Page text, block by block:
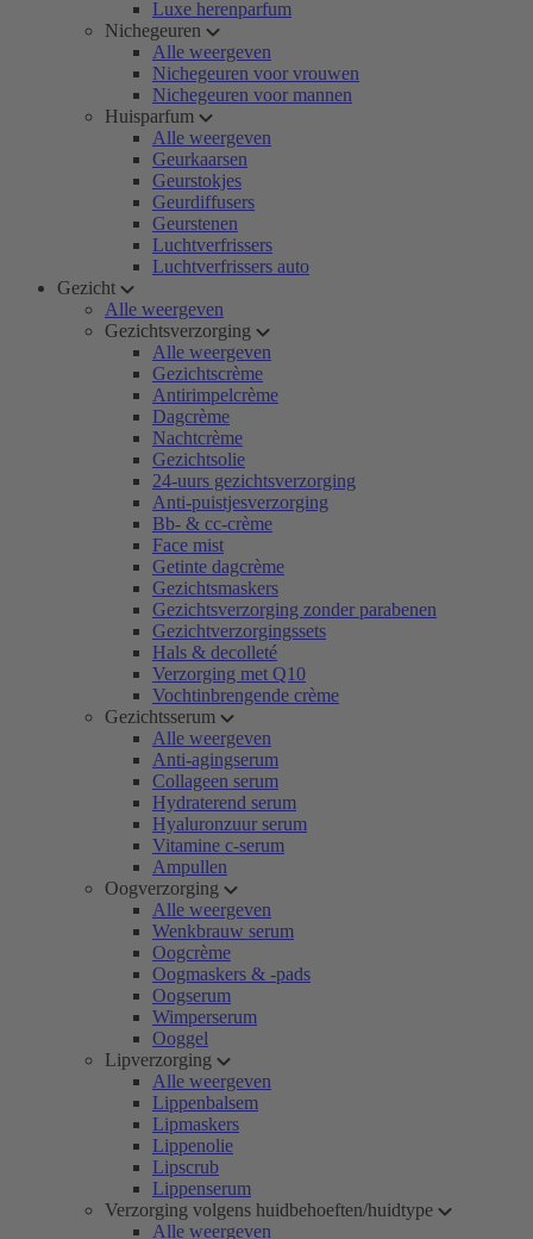
Luxe herenparfum
Nichegeuren
Alle weergeven
Nichegeuren voor vrouwen
Nichegeuren voor mannen
Huisparfum
Alle weergeven
Geurkaarsen
Geurstokjes
Geurdiffusers
Geurstenen
Luchtverfrissers
Luchtverfrissers auto
Gezicht
Alle weergeven
Gezichtsverzorging
Alle weergeven
Gezichtscrème
Antirimpelcrème
Dagcrème
Nachtcrème
Gezichtsolie
24-uurs gezichtsverzorging
Anti-puistjesverzorging
Bb- & cc-crème
Face mist
Getinte dagcrème
Gezichtsmaskers
Gezichtsverzorging zonder parabenen
Gezichtverzorgingssets
Hals & decolleté
Verzorging met Q10
Vochtinbrengende crème
Gezichtsserum
Alle weergeven
Anti-agingserum
Collageen serum
Hydraterend serum
Hyaluronzuur serum
Vitamine c-serum
Ampullen
Oogverzorging
Alle weergeven
Wenkbrauw serum
Oogcrème
Oogmaskers & -pads
Oogserum
Wimperserum
Ooggel
Lipverzorging
Alle weergeven
Lippenbalsem
Lipmaskers
Lippenolie
Lipscrub
Lippenserum
Verzorging volgens huidbehoeften/huidtype
Alle weergeven